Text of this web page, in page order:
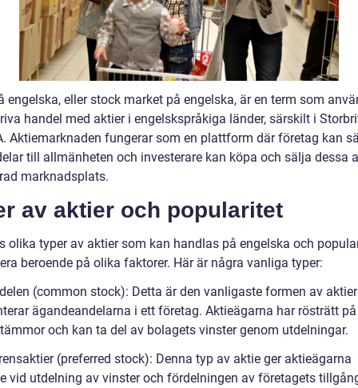
engelska, eller stock market på engelska, är en term som
handel med aktier i engelskspråkiga länder, särskilt i
Aktiemarknaden fungerar som en plattform där företag kan
till allmänheten och investerare kan köpa och sälja dessa
marknadsplats.
av aktier och popularitet
olika typer av aktier som kan handlas på engelska och
beroende på olika faktorer. Här är några vanliga typer:
(common stock): Detta är den vanligaste formen av
ägandeandelarna i ett företag. Aktieägarna har rösträtt på
och kan ta del av bolagets vinster genom utdelningar.
(preferred stock): Denna typ av aktie ger aktieägarna
vid utdelning av vinster och fördelningen av företagets